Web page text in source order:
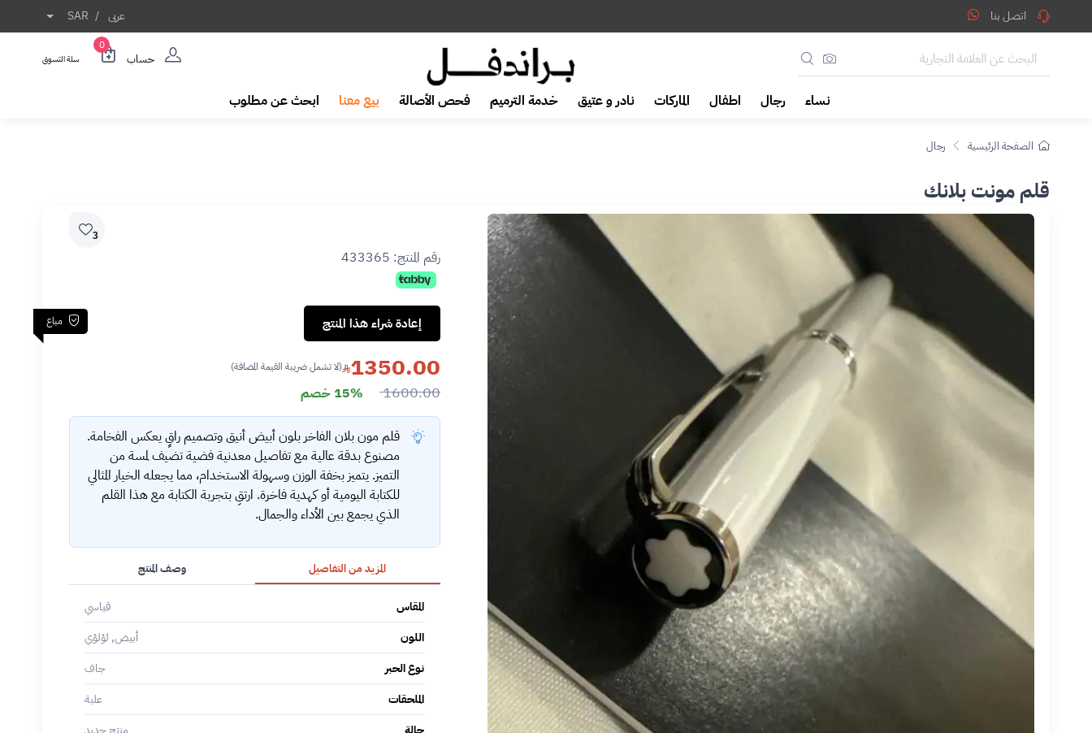
اتصل بنا عربى /
SAR
حساب
0
سلة التسوق
نساء رجال اطفال الماركات نادر و عتيق خدمة الترميم فحص الأصالة بيع معنا ابحث عن مطلوب
الصفحة الرئيسية رجال
قلم مونت بلانك
3
رقم المنتج: 433365
مباع إعادة شراء هذا المنتج
1350.00 (لا تشمل ضريبة القيمة المضافة)
1600.00 15% خصم
قلم مون بلان الفاخر بلون أبيض أنيق وتصميم راقٍ يعكس الفخامة.
مصنوع بدقة عالية مع تفاصيل معدنية فضية تضيف لمسة من
التميز. يتميز بخفة الوزن وسهولة الاستخدام، مما يجعله الخيار المثالي
للكتابة اليومية أو كهدية فاخرة. ارتقِ بتجربة الكتابة مع هذا القلم
الذي يجمع بين الأداء والجمال.
المزيد من التفاصيل
المقاس
قياسي
اللون
أبيض, لؤلؤي
نوع الحبر
جاف
الملحقات
علبة
وصف المنتج